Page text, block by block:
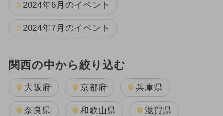
2024年6月のイベント
2024年7月のイベント
関西の中から絞り込む
大阪府 京都府 兵庫県
奈良県 和歌山県 滋賀県